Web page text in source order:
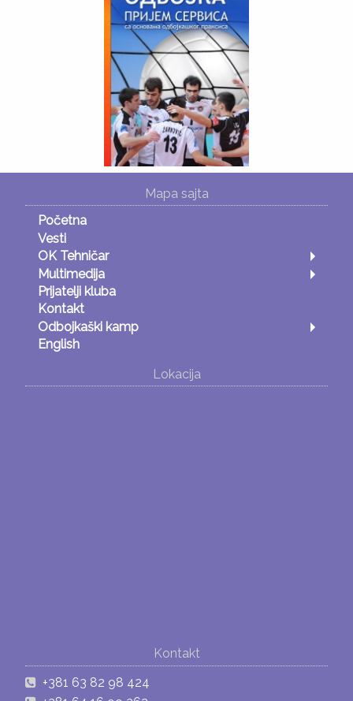
Mapa sajta
Početna
Vesti
OK Tehničar
Multimedija
Prijatelji kluba
Kontakt
Odbojkaški kamp
English
Lokacija
Kontakt
+381 63 82 98 424